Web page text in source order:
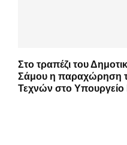
Στο τραπέζι του
Σάμου η παραχώρηση
Τεχνών στο Υπουργείο